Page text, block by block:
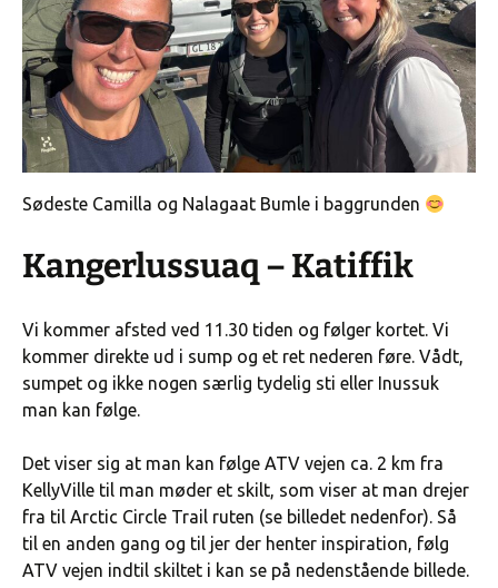
Sødeste Camilla og Nalagaat Bumle i baggrunden
Kangerlussuaq – Katiffik
Vi kommer afsted ved 11.30 tiden og følger kortet. Vi
kommer direkte ud i sump og et ret nederen føre. Vådt,
sumpet og ikke nogen særlig tydelig sti eller Inussuk
man kan følge.
Det viser sig at man kan følge ATV vejen ca. 2 km fra
KellyVille til man møder et skilt, som viser at man drejer
fra til Arctic Circle Trail ruten (se billedet nedenfor). Så
til en anden gang og til jer der henter inspiration, følg
ATV vejen indtil skiltet i kan se på nedenstående billede.